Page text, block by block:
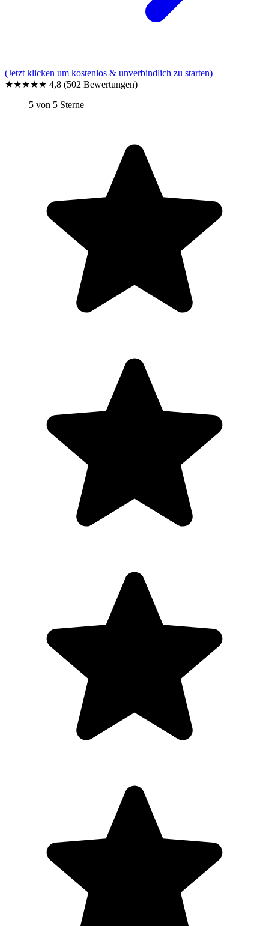
(Jetzt klicken um kostenlos & unverbindlich zu starten)
★★★★★ 4,8 (502 Bewertungen)
5 von 5 Sterne